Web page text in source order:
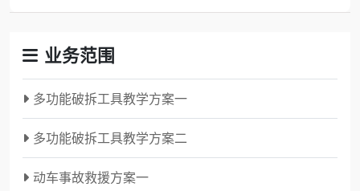
业务范围
多功能破拆工具教学方案一
多功能破拆工具教学方案二
动车事故救援方案一